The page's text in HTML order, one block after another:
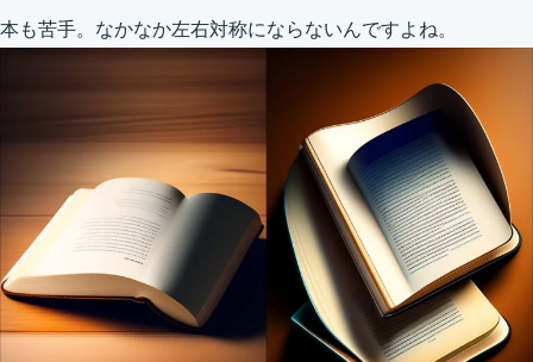
本も苦手。なかなか左右対称にならないんですよね。